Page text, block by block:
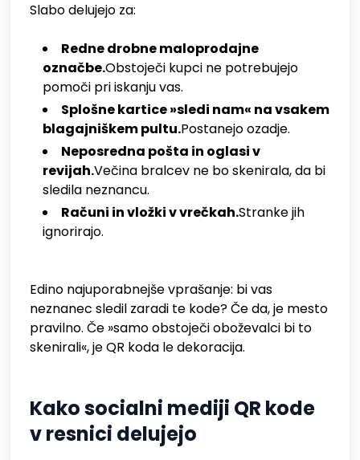
Slabo delujejo za:
Redne drobne maloprodajne
označbe.Obstoječi kupci ne potrebujejo
pomoči pri iskanju vas.
Splošne kartice »sledi nam« na vsakem
blagajniškem pultu.Postanejo ozadje.
Neposredna pošta in oglasi v
revijah.Večina bralcev ne bo skenirala, da bi
sledila neznancu.
Računi in vložki v vrečkah.Stranke jih
ignorirajo.
Edino najuporabnejše vprašanje: bi vas
neznanec sledil zaradi te kode? Če da, je mesto
pravilno. Če »samo obstoječi oboževalci bi to
skenirali«, je QR koda le dekoracija.
Kako socialni mediji QR kode
v resnici delujejo